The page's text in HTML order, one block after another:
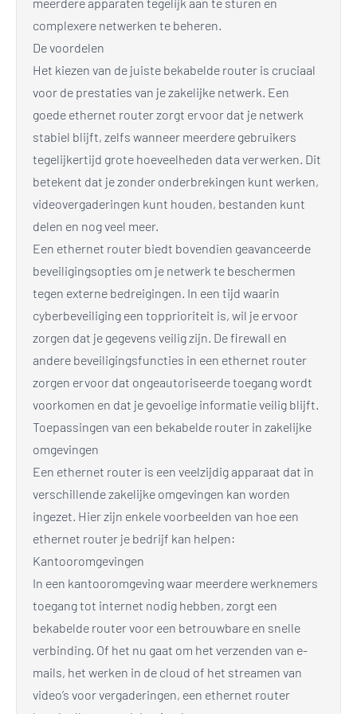
complexere netwerken te beheren.
De voordelen
Het kiezen van de juiste bekabelde router is cruciaal
voor de prestaties van je zakelijke netwerk. Een
goede ethernet router zorgt ervoor dat je netwerk
stabiel blijft, zelfs wanneer meerdere gebruikers
tegelijkertijd grote hoeveelheden data verwerken. Dit
betekent dat je zonder onderbrekingen kunt werken,
videovergaderingen kunt houden, bestanden kunt
delen en nog veel meer.
Een ethernet router biedt bovendien geavanceerde
beveiligingsopties om je netwerk te beschermen
tegen externe bedreigingen. In een tijd waarin
cyberbeveiliging een topprioriteit is, wil je ervoor
zorgen dat je gegevens veilig zijn. De firewall en
andere beveiligingsfuncties in een ethernet router
zorgen ervoor dat ongeautoriseerde toegang wordt
voorkomen en dat je gevoelige informatie veilig blijft.
Toepassingen van een bekabelde router in zakelijke
omgevingen
Een ethernet router is een veelzijdig apparaat dat in
verschillende zakelijke omgevingen kan worden
ingezet. Hier zijn enkele voorbeelden van hoe een
ethernet router je bedrijf kan helpen:
Kantooromgevingen
In een kantooromgeving waar meerdere werknemers
toegang tot internet nodig hebben, zorgt een
bekabelde router voor een betrouwbare en snelle
verbinding. Of het nu gaat om het verzenden van e-
mails, het werken in de cloud of het streamen van
video’s voor vergaderingen, een ethernet router